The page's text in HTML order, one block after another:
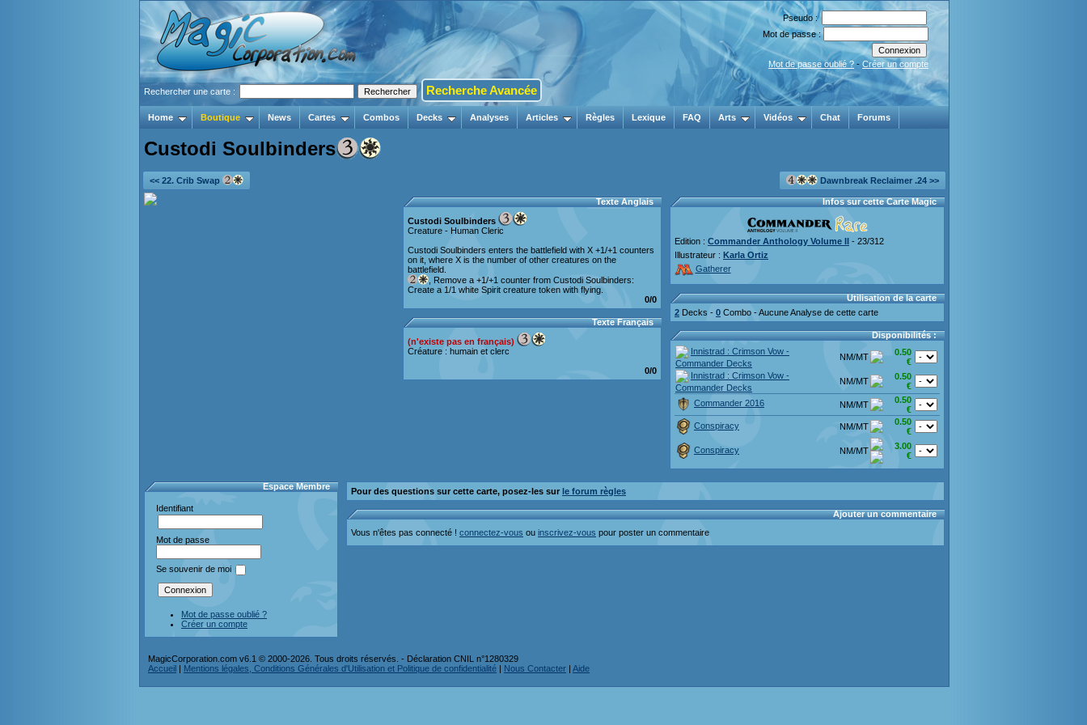
Pseudo :
Mot de passe :
Mot de passe oublié ? - Créer un compte
Rechercher une carte : Recherche Avancée
Home Boutique News Cartes Combos Decks Analyses Articles Règles Lexique FAQ Arts Vidéos Chat Forums
Custodi Soulbinders
<< 22. Crib Swap Dawnbreak Reclaimer .24 >>
Texte Anglais
Custodi Soulbinders
Creature - Human Cleric
Custodi Soulbinders enters the battlefield with X +1/+1 counters
on it, where X is the number of other creatures on the
battlefield.
, Remove a +1/+1 counter from Custodi Soulbinders:
Create a 1/1 white Spirit creature token with flying.
0/0
Texte Français
(n'existe pas en français)
Créature : humain et clerc
0/0
Infos sur cette Carte Magic
Edition : Commander Anthology Volume II - 23/312
Illustrateur : Karla Ortiz
Gatherer
Utilisation de la carte
2 Decks - 0 Combo - Aucune Analyse de cette carte
Disponibilités :
Innistrad : Crimson Vow -
Commander Decks
NM/MT
0.50
€
Innistrad : Crimson Vow -
Commander Decks
NM/MT
0.50
€
Commander 2016
NM/MT
0.50
€
Conspiracy
NM/MT
0.50
€
Conspiracy
NM/MT
3.00
€
Espace Membre
Identifiant
Mot de passe
Se souvenir de moi
Mot de passe oublié ?
Créer un compte
Pour des questions sur cette carte, posez-les sur le forum règles
Ajouter un commentaire
Vous n'êtes pas connecté ! connectez-vous ou inscrivez-vous pour poster un commentaire
MagicCorporation.com v6.1 © 2000-2026. Tous droits réservés. - Déclaration CNIL n°1280329
Accueil | Mentions légales, Conditions Générales d'Utilisation et Politique de confidentialité | Nous Contacter | Aide